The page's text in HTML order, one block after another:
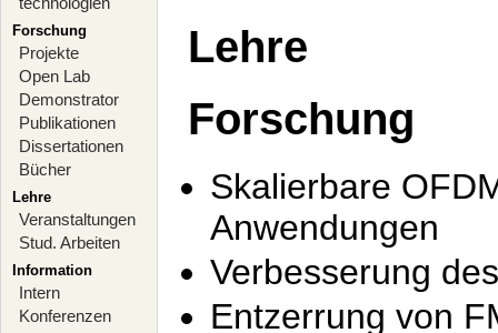
Forschung
Projekte
Open Lab
Demonstrator
Publikationen
Dissertationen
Bücher
Lehre
Veranstaltungen
Stud. Arbeiten
Information
Intern
Konferenzen
Lehre
Forschung
Skalierbare
Anwendungen
Verbesserung
Entzerrung von